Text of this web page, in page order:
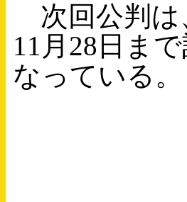
次回公判は
11月28日ま
なっている。